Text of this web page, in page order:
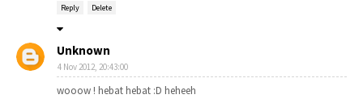
Reply Delete
Unknown
4 Nov 2012, 20:43:00
wooow ! hebat hebat :D heheeh